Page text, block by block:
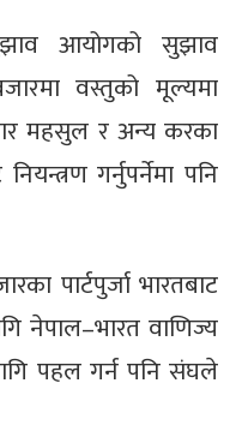
आयोगको सुझाव
वस्तुको मूल्यमा
महसुल र अन्य करका
गर्नुपर्नेमा पनि
पार्टपुर्जा भारतबाट
नेपाल–भारत वाणिज्य
पहल गर्न पनि संघले